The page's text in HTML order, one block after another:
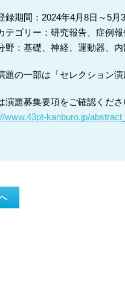
録期間：2024年4月8日～5
テゴリー：研究報告、症例
野：基礎、神経、運動器、
題の一部は「セレクション
演題募集要項をご確認くださ
www.43pt-kanburo.jp/